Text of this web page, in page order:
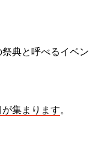
典と呼べるイベン
集まります。